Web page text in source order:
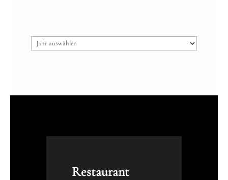
Archiv
Restaurant